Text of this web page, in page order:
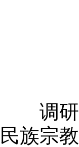
调研团
民族宗